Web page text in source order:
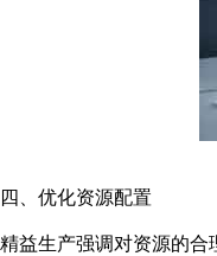
四、优化资源配置
精益生产强调对资源的合